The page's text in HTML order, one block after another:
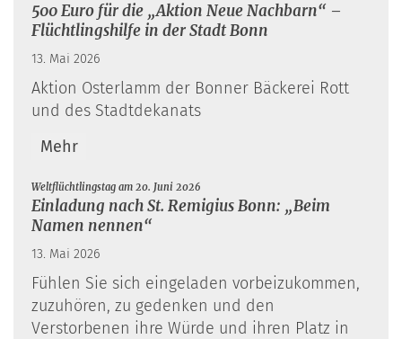
500 Euro für die „Aktion Neue Nachbarn“ –
Flüchtlingshilfe in der Stadt Bonn
13. Mai 2026
Aktion Osterlamm der Bonner Bäckerei Rott
und des Stadtdekanats
Mehr
Weltflüchtlingstag am 20. Juni 2026
Einladung nach St. Remigius Bonn: „Beim
Namen nennen“
13. Mai 2026
Fühlen Sie sich eingeladen vorbeizukommen,
zuzuhören, zu gedenken und den
Verstorbenen ihre Würde und ihren Platz in